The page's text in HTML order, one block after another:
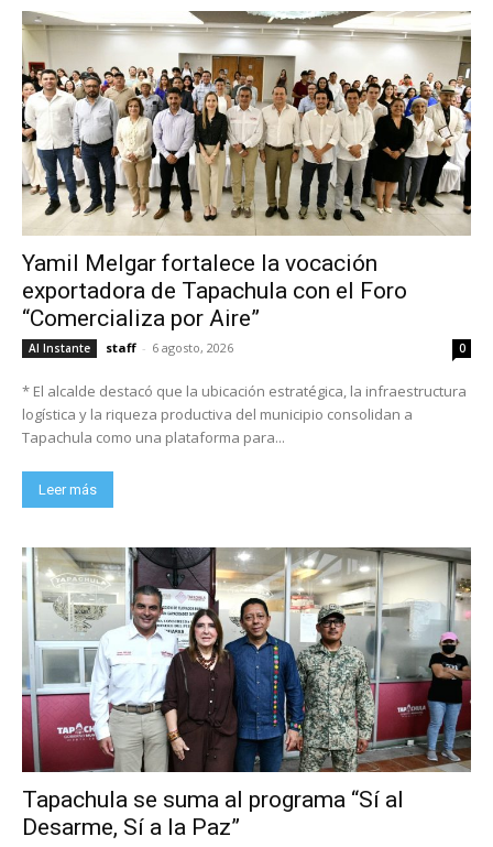
Yamil Melgar fortalece la vocación
exportadora de Tapachula con el Foro
“Comercializa por Aire”
Al Instante staff - 6 agosto, 2026 0
* El alcalde destacó que la ubicación estratégica, la infraestructura
logística y la riqueza productiva del municipio consolidan a
Tapachula como una plataforma para...
Leer más
Tapachula se suma al programa “Sí al
Desarme, Sí a la Paz”